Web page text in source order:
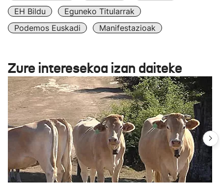
EH Bildu
Eguneko Titularrak
Podemos Euskadi
Manifestazioak
Zure interesekoa izan daiteke